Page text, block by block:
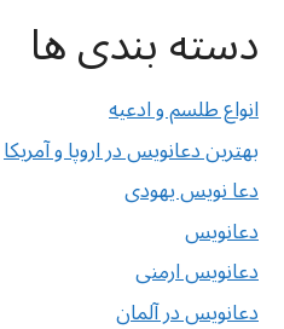
دسته بندی ها
انواع طلسم و ادعیه
بهترین دعانویس در اروپا و آمریکا
دعا نویس یهودی
دعانویس
دعانویس ارمنی
دعانویس در آلمان